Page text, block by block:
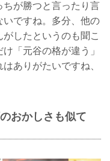
が勝つと言ったり言
ですね。多分、他の
がしたというのも聞こ
「元谷の格が違う」
ありがたいですね、
おかしさも似て